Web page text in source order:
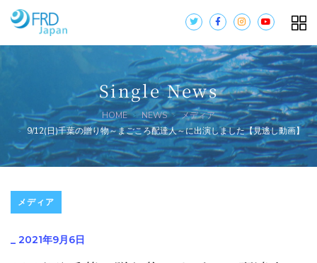
Single News
HOME NEWS
メディア
9/12(日)千葉の贈り物～まごころ配達人～に出演しました【見逃し動画】
メディア
_ 2021年9月6日